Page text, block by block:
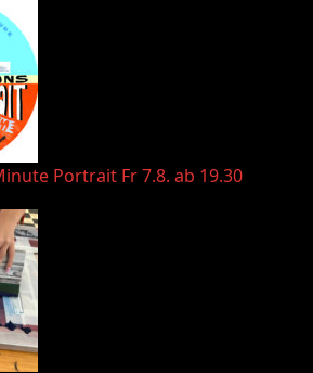
Portrait Fr 7.8. ab 19.30